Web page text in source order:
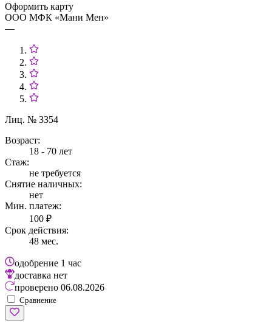
Оформить карту
ООО МФК «Мани Мен»
—
Лиц. № 3354
Возраст:
18 - 70 лет
Стаж:
не требуется
Снятие наличных:
нет
Мин. платеж:
100 ₽
Срок действия:
48 мес.
одобрение 1 час
доставка нет
проверено 06.08.2026
Сравнение